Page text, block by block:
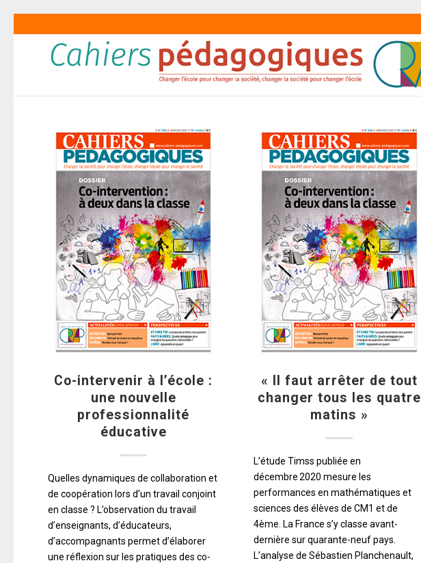
Co-intervenir à l’école :
une nouvelle
professionnalité
éducative
Quelles dynamiques de collaboration et
de coopération lors d’un travail conjoint
en classe ? L’observation du travail
d’enseignants, d’éducateurs,
d’accompagnants permet d’élaborer
une réflexion sur les pratiques des co-
« Il faut arrêter de tout
changer tous les quatre
matins »
L’étude Timss publiée en
décembre 2020 mesure les
performances en mathématiques et
sciences des élèves de CM1 et de
4ème. La France s’y classe avant-
dernière sur quarante-neuf pays.
L’analyse de Sébastien Planchenault,